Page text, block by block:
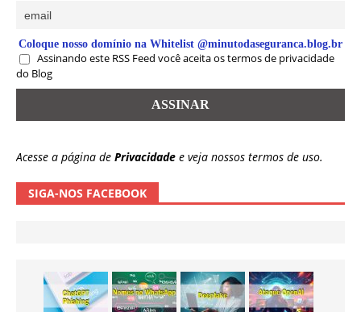
Coloque nosso domínio na Whitelist @minutodaseguranca.blog.br
Assinando este RSS Feed você aceita os termos de privacidade
do Blog
Acesse a página de Privacidade e veja nossos termos de uso.
SIGA-NOS FACEBOOK